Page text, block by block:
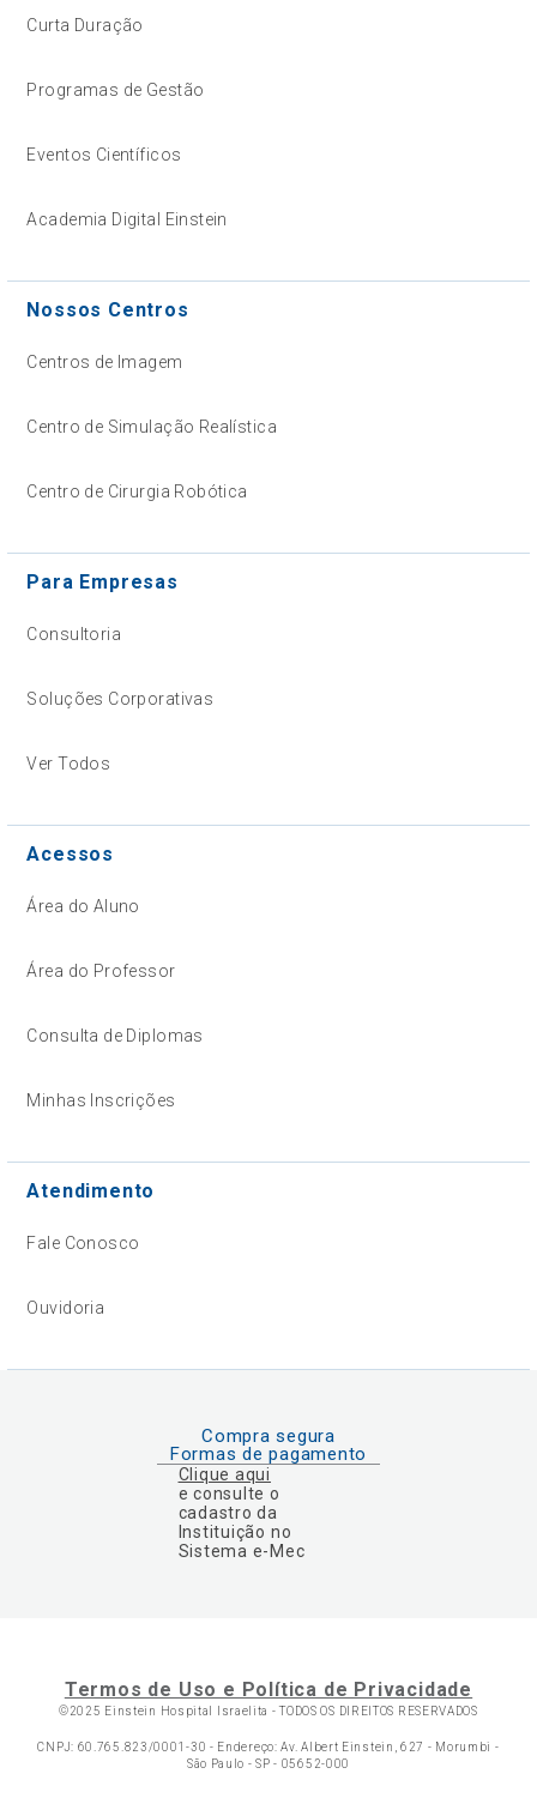
Curta Duração
Programas de Gestão
Eventos Científicos
Academia Digital Einstein
Nossos Centros
Centros de Imagem
Centro de Simulação Realística
Centro de Cirurgia Robótica
Para Empresas
Consultoria
Soluções Corporativas
Ver Todos
Acessos
Área do Aluno
Área do Professor
Consulta de Diplomas
Minhas Inscrições
Atendimento
Fale Conosco
Ouvidoria
Compra segura
Formas de pagamento
Clique aqui
e consulte o
cadastro da
Instituição no
Sistema e-Mec
Termos de Uso e Política de Privacidade
©2025 Einstein Hospital Israelita -TODOS OS DIREITOS RESERVADOS
CNPJ: 60.765.823/0001-30 - Endereço: Av. Albert Einstein, 627 - Morumbi -
São Paulo - SP - 05652-000